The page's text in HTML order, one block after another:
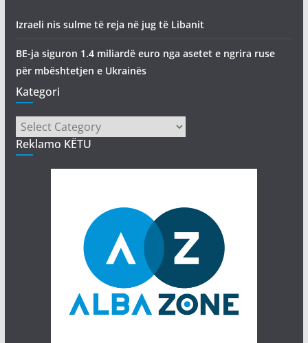
Izraeli nis sulme të reja në jug të Libanit
BE-ja siguron 1.4 miliardë euro nga asetet e ngrira ruse
për mbështetjen e Ukrainës
Kategori
Kategori
Reklamo KËTU